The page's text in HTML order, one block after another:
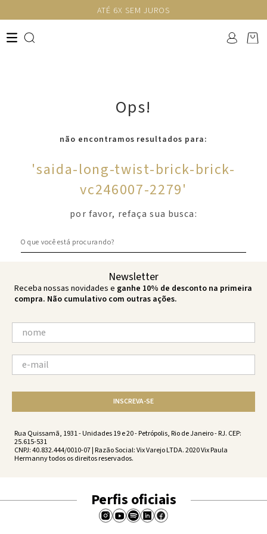
ATÉ 6X SEM JUROS
Ops!
não encontramos resultados para:
'saida-long-twist-brick-brick-
vc246007-2279'
por favor, refaça sua busca:
Newsletter
Receba nossas novidades e ganhe 10% de desconto na primeira
compra. Não cumulativo com outras ações.
INSCREVA-SE
Rua Quissamã, 1931 - Unidades 19 e 20 - Petrópolis, Rio de Janeiro - RJ. CEP:
25.615-531
CNPJ: 40.832.444/0010-07 | Razão Social: Vix Varejo LTDA. 2020 Vix Paula
Hermanny todos os direitos reservados.
Perfis oficiais